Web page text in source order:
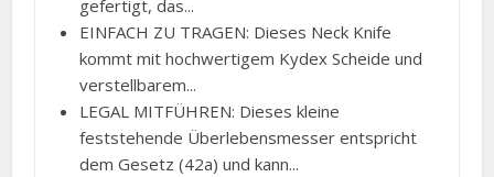
gefertigt, das...
EINFACH ZU TRAGEN: Dieses Neck Knife
kommt mit hochwertigem Kydex Scheide und
verstellbarem...
LEGAL MITFÜHREN: Dieses kleine
feststehende Überlebensmesser entspricht
dem Gesetz (42a) und kann...